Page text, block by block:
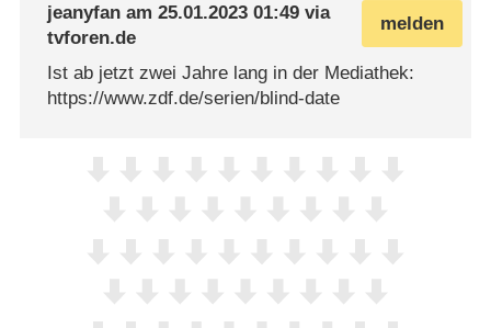
melden
jeanyfan am25.01.2023 01:49 via
tvforen.de
Ist ab jetzt zwei Jahre lang in der Mediathek:
https://www.zdf.de/serien/blind-date